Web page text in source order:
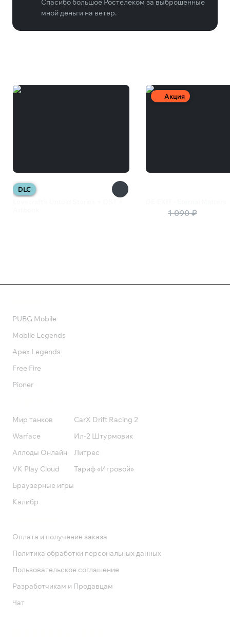
Спасибо большое Ростелеком за выброшенные
мной деньги на ветер.
DLC
Акция
1 090 ₽
PUBG Mobile
Mobile Legends
Apex Legends
Free Fire
Pioner
Мир танков
Warface
Аллоды Онлайн
VK Play Cloud
Браузерные игры
Калибр
CarX Drift Racing 2
Ил-2 Штурмовик
Литрес
Тариф «Игровой»
Оплата и получение заказа
Политика обработки персональных данных
Пользовательское соглашение
Разработчикам и Продавцам
Чат